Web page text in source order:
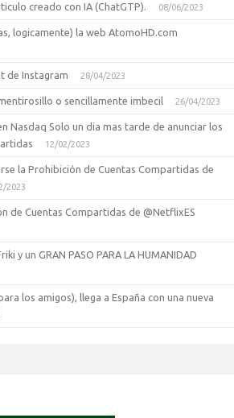
creado con IA (ChatGTP).
08/06/2023
logicamente) la web AtomoHD.com
de Instagram 28/04/2023
o sencillamente imbecil 26/04/2023
Nasdaq Solo un dia mas tarde de anunciar los
12/02/2023
la Prohibición de Cuentas Compartidas de
2023
de Cuentas Compartidas de @NetflixES
y un GRAN PASO PARA LA HUMANIDAD
los amigos), llega a España con una nueva